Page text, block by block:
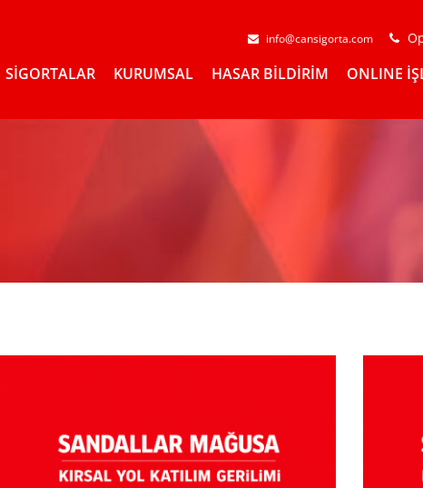
info@cansigorta.com
SİGORTALAR KURUMSAL HASAR BİLDİRİM ONLINE